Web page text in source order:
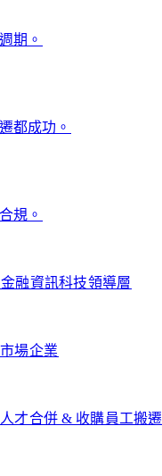
期。​​
都成功。​​
規。​​
金融​​資訊科技​​領導層​​
場​​企業​​
才​​合併 & 收購​​員工搬遷​​